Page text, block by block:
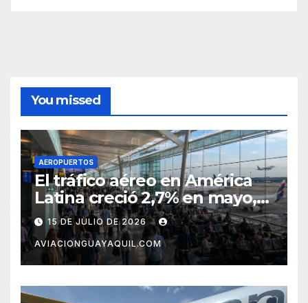
You missed
AEROPUERTOS
El tráfico aéreo en América
Latina creció 2,7% en mayo,
pero el mercado con EE.UU.
completa tres meses en
caída
15 DE JULIO DE 2026
AVIACIONGUAYAQUIL.COM